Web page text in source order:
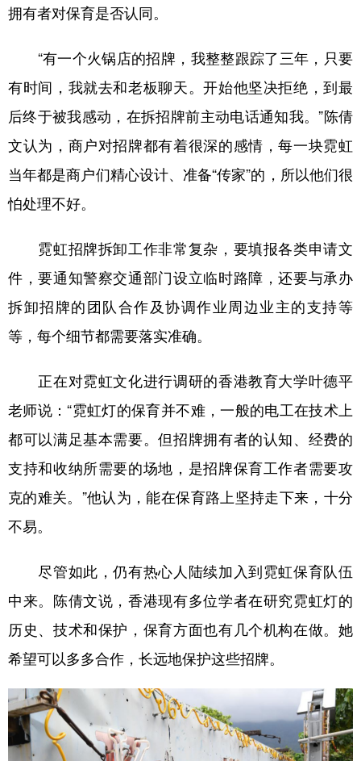
拥有者对保育是否认同。
“有一个火锅店的招牌，我整整跟踪了三年，只要
有时间，我就去和老板聊天。开始他坚决拒绝，到最
后终于被我感动，在拆招牌前主动电话通知我。”陈倩
文认为，商户对招牌都有着很深的感情，每一块霓虹
当年都是商户们精心设计、准备“传家”的，所以他们很
怕处理不好。
霓虹招牌拆卸工作非常复杂，要填报各类申请文
件，要通知警察交通部门设立临时路障，还要与承办
拆卸招牌的团队合作及协调作业周边业主的支持等
等，每个细节都需要落实准确。
正在对霓虹文化进行调研的香港教育大学叶德平
老师说：“霓虹灯的保育并不难，一般的电工在技术上
都可以满足基本需要。但招牌拥有者的认知、经费的
支持和收纳所需要的场地，是招牌保育工作者需要攻
克的难关。”他认为，能在保育路上坚持走下来，十分
不易。
尽管如此，仍有热心人陆续加入到霓虹保育队伍
中来。陈倩文说，香港现有多位学者在研究霓虹灯的
历史、技术和保护，保育方面也有几个机构在做。她
希望可以多多合作，长远地保护这些招牌。